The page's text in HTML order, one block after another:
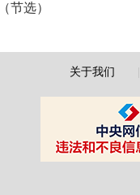
节选）
关于我们